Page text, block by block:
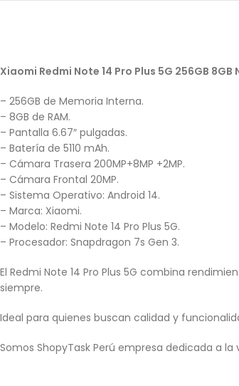
Xiaomi Redmi Note 14 Pro Plus 5G 256GB 8GB
– 256GB de Memoria Interna.
– 8GB de RAM.
– Pantalla 6.67″ pulgadas.
– Batería de 5110 mAh.
– Cámara Trasera 200MP+8MP +2MP.
– Cámara Frontal 20MP.
– Sistema Operativo: Android 14.
– Marca: Xiaomi.
– Modelo: Redmi Note 14 Pro Plus 5G.
– Procesador: Snapdragon 7s Gen 3.
El Redmi Note 14 Pro Plus 5G combina
siempre.
Ideal para quienes buscan calidad y
Somos ShopyTask Perú empresa dedicada a